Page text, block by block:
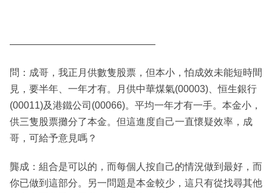
———————————————
問：成哥，我正月供數隻股票，但本小，怕成效未能短時間
見，要半年、一年才有。月供中華煤氣(00003)、恒生銀行
(00011)及港鐵公司(00066)。平均一年才有一手。本金小，
供三隻股票攤分了本金。但這進度自己一直懷疑效率，成
哥，可給予意見嗎？
龔成：組合是可以的，而每個人按自己的情況做到最好，而
你已做到這部分。另一問題是本金較少，這只有從找尋其他